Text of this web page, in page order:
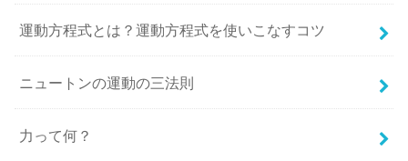
運動方程式とは？運動方程式を使いこなすコツ
ニュートンの運動の三法則
力って何？